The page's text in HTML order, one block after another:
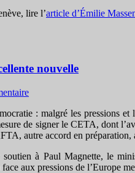
lire l’article d’Émilie
nouvelle
: malgré les pressions
de signer le CETA, dont
autre accord en préparation,
à Paul Magnette, le
face aux pressions de l’Europe